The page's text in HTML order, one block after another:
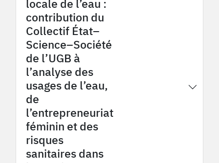
locale de l’eau :
contribution du
Collectif État–
Science–Société
de l’UGB à
l’analyse des
usages de l’eau,
de
l’entrepreneuriat
féminin et des
risques
sanitaires dans